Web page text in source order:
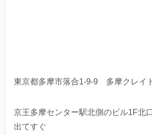
東京都多摩市落合1-9-9 多摩クレイ
京王多摩センター駅北側のビル1F北
出てすぐ